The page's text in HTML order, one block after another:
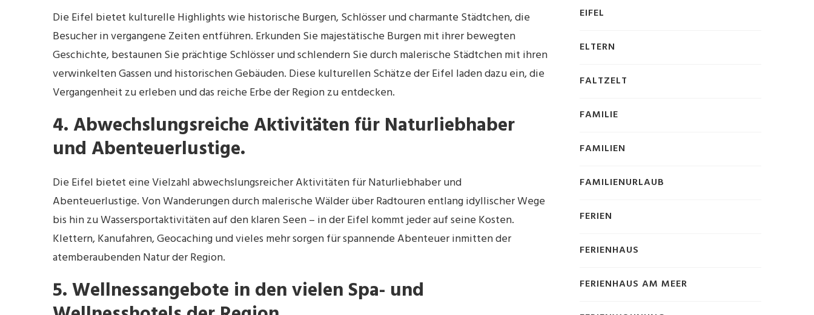
Die Eifel bietet kulturelle Highlights wie historische Burgen, Schlösser und charmante Städtchen, die
Besucher in vergangene Zeiten entführen. Erkunden Sie majestätische Burgen mit ihrer bewegten
Geschichte, bestaunen Sie prächtige Schlösser und schlendern Sie durch malerische Städtchen mit ihren
verwinkelten Gassen und historischen Gebäuden. Diese kulturellen Schätze der Eifel laden dazu ein, die
Vergangenheit zu erleben und das reiche Erbe der Region zu entdecken.
4. Abwechslungsreiche Aktivitäten für Naturliebhaber
und Abenteuerlustige.
Die Eifel bietet eine Vielzahl abwechslungsreicher Aktivitäten für Naturliebhaber und
Abenteuerlustige. Von Wanderungen durch malerische Wälder über Radtouren entlang idyllischer Wege
bis hin zu Wassersportaktivitäten auf den klaren Seen – in der Eifel kommt jeder auf seine Kosten.
Klettern, Kanufahren, Geocaching und vieles mehr sorgen für spannende Abenteuer inmitten der
atemberaubenden Natur der Region.
5. Wellnessangebote in den vielen Spa- und
EIFEL
ELTERN
FALTZELT
FAMILIE
FAMILIEN
FAMILIENURLAUB
FERIEN
FERIENHAUS
FERIENHAUS AM MEER